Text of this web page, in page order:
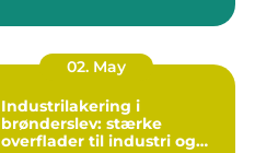
02. May
Industrilakering i
brønderslev: stærke
overflader til industri og